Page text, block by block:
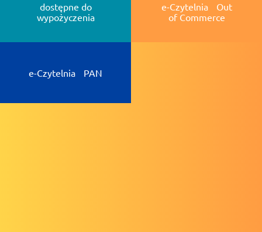
dostępne do
wypożyczenia
e-Czytelnia Out
of Commerce
e-Czytelnia PAN